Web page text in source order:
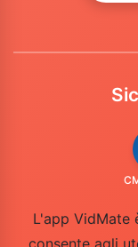
L'app VidMate
consente agli